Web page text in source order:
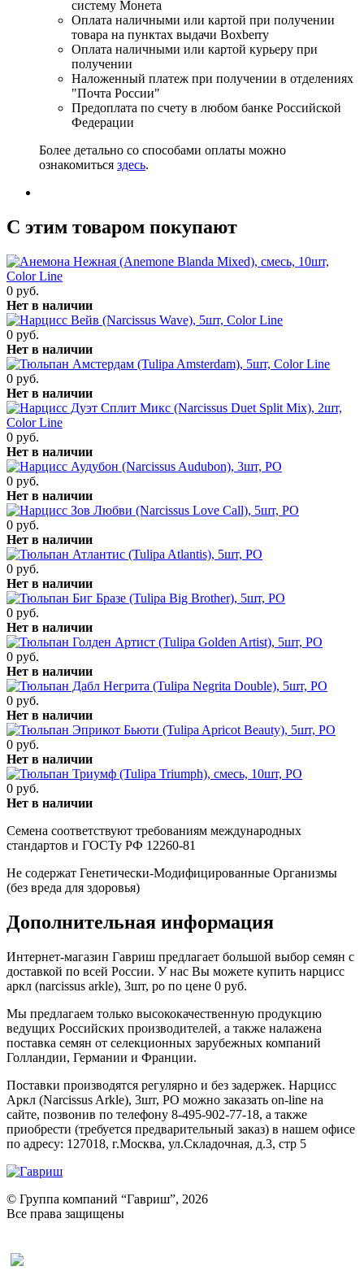
систему Монета
Оплата наличными или картой при получении
товара на пунктах выдачи Boxberry
Оплата наличными или картой курьеру при
получении
Наложенный платеж при получении в отделениях
"Почта России"
Предоплата по счету в любом банке Российской
Федерации
Более детально со способами оплаты можно
ознакомиться здесь.
C этим товаром покупают
0 руб.
Нет в наличии
0 руб.
Нет в наличии
0 руб.
Нет в наличии
0 руб.
Нет в наличии
0 руб.
Нет в наличии
0 руб.
Нет в наличии
0 руб.
Нет в наличии
0 руб.
Нет в наличии
0 руб.
Нет в наличии
0 руб.
Нет в наличии
0 руб.
Нет в наличии
0 руб.
Нет в наличии
Семена соответствуют требованиям международных
стандартов и ГОСТу РФ 12260-81
Не содержат Генетически-Модифицированные Организмы
(без вреда для здоровья)
Дополнительная информация
Интернет-магазин Гавриш предлагает большой выбор семян с
доставкой по всей России. У нас Вы можете купить нарцисс
аркл (narcissus arkle), 3шт, ро по цене 0 руб.
Мы предлагаем только высококачественную продукцию
ведущих Российских производителей, а также налажена
поставка семян от селекционных зарубежных компаний
Голландии, Германии и Франции.
Поставки производятся регулярно и без задержек. Нарцисс
Аркл (Narcissus Arkle), 3шт, РО можно заказать on-line на
сайте, позвонив по телефону 8-495-902-77-18, а также
приобрести (требуется предварительный заказ) в нашем офисе
по адресу: 127018, г.Москва, ул.Складочная, д.3, стр 5
© Группа компаний “Гавриш”, 2026
Все права защищены